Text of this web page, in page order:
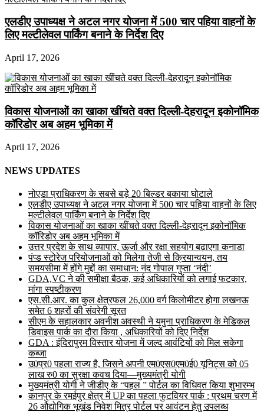
एलडीए उपाध्यक्ष ने अटल नगर योजना में 500 चार पहिया वाहनों के
लिए मल्टीलेवल पार्किंग बनाने के निर्देश दिए
April 17, 2026
विकास योजनाओं का खाका खींचते वक्त दिल्ली-देहरादून इकोनॉमिक
कॉरिडोर अब अहम भूमिका में
April 17, 2026
NEWS UPDATES
नोएडा प्राधिकरण के सबसे बड़े 20 बिल्डर बकाया घोटाले
एलडीए उपाध्यक्ष ने अटल नगर योजना में 500 चार पहिया वाहनों के लिए
मल्टीलेवल पार्किंग बनाने के निर्देश दिए
विकास योजनाओं का खाका खींचते वक्त दिल्ली-देहरादून इकोनॉमिक
कॉरिडोर अब अहम भूमिका में
उत्तर प्रदेश के साथ व्यापार, ऊर्जा और रक्षा सहयोग बढ़ाएगा कनाडा
पंप्ड स्टोरेज परियोजनाओं को मिलेगा तेजी से क्रियान्वयन, तय
समयसीमा में होंगे मुद्दों का समाधान: नंद गोपाल गुप्ता ‘नंदी’
GDA,VC ने की समीक्षा बैठक, कई अधिकारियों को लगाई फटकार,
मांगा स्पष्टीकरण
एस.सी.आर. का कुल क्षेत्रफल 26,000 वर्ग किलोमीटर होगा लखनऊ
समेत 6 शहरों की संवरेगी सूरत
सीएम के सहालकार अवनीश अवस्थी ने यमुना प्राधिकरण के मेडिकल
डिवाइस पार्क का दौरा किया , अधिकारियों को दिए निर्देश
GDA : इंदिरापुरम विस्तार योजना में जल्द आवंटियों को मिल सकेगा
कब्जा
उ0प्र0 पहला राज्य है, जिसने अपनी एम0एस0एम0ई0 यूनिट्स को 05
लाख रु0 का सुरक्षा कवच दिया—मुख्यमंत्री योगी
मुख्यमंत्री योगी ने जीडीए के “पहल ” पोर्टल का विधिवत किया शुभारम्भ
कानपुर के रमईपुर क्षेत्र में UP का पहला फुटवियर पार्क : प्रथम चरण में
26 औद्योगिक भूखंड निवेश मित्र पोर्टल पर आवंटन हेतु उपलब्ध